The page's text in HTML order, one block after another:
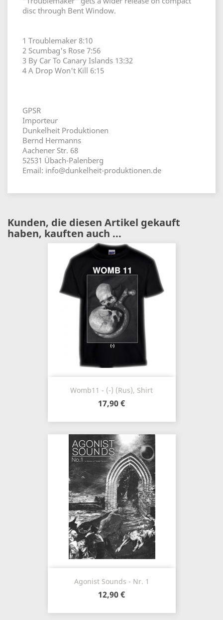
disc through Bent Window.
1 Troublemaker 8:10
2 Scumbag's Rose 7:56
3 By Car To Canary Islands 13:32
4 A Drop Won't Kill 6:15
GPSR
Importeur
Dunkelheit Produktionen
Bernd Hermanns
Aachener Str. 68
52531 Übach-Palenberg
Email: info@dunkelheit-produktionen.de
Kunden, die diesen Artikel gekauft
haben, kauften auch ...
Womb11 - (-) (Rus), Shirt
17,90 €
Agonist Sounds - Nr. 1
12,90 €